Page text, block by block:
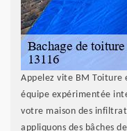
Appelez vite BM
équipe expérimentée
votre maison des
appliquons des bâches